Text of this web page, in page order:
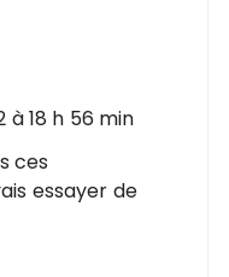
18 h 56 min
ces
essayer de